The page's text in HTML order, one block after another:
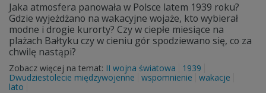
Jaka atmosfera panowała w Polsce latem 1939 roku?
Gdzie wyjeżdżano na wakacyjne wojaże, kto wybierał
modne i drogie kurorty? Czy w ciepłe miesiące na
plażach Bałtyku czy w cieniu gór spodziewano się, co za
chwilę nastąpi?
Zobacz więcej na temat: II wojna światowa
1939
Dwudziestolecie międzywojenne
wspomnienie
wakacje
lato